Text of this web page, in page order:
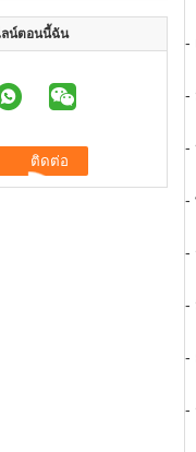
น์ตอนนี้ฉัน -
-
-
-
-
-
-
-